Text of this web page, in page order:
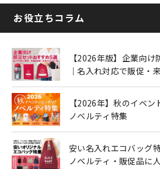
お役立ちコラム
【2026年版】企業向
｜名入れ対応で販促・
【2026年】秋のイベ
ノベルティ特集
安い名入れエコバッグ
ノベルティ・販促品に